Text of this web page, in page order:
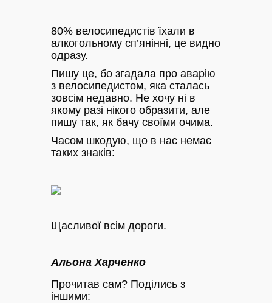
80% велосипедистів їхали в
алкогольному сп’янінні, це видно
одразу.
Пишу це, бо згадала про аварію
з велосипедистом, яка сталась
зовсім недавно. Не хочу ні в
якому разі нікого образити, але
пишу так, як бачу своїми очима.
Часом шкодую, що в нас немає
таких знаків:
Щасливої всім дороги.
Альона Харченко
Прочитав сам? Поділись з
іншими: